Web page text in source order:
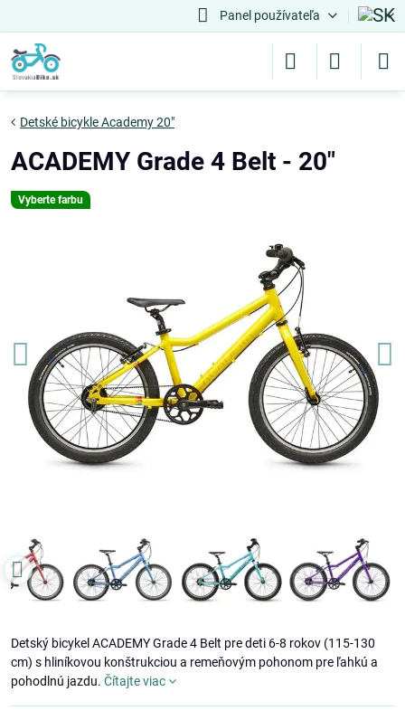
Panel používateľa
Vyberte farbu
Detské bicykle Academy 20"
ACADEMY Grade 4 Belt - 20"
Detský bicykel ACADEMY Grade 4 Belt pre deti 6-8 rokov (115-130
cm) s hliníkovou konštrukciou a remeňovým pohonom pre ľahkú a
pohodlnú jazdu. Čítajte viac